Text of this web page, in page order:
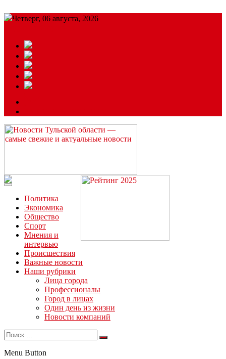
Четверг, 06 августа, 2026
Читайте последние новости дня в Тульской области на сайте
“ЗаНовомосковск”
Политика
Экономика
Общество
Спорт
Мнения и
интервью
Происшествия
Важные новости
Наши рубрики
Лица города
Профессионалы
Город в лицах
Один день из жизни
Новости компаний
Menu Button